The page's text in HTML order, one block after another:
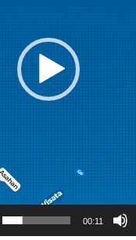
00:11